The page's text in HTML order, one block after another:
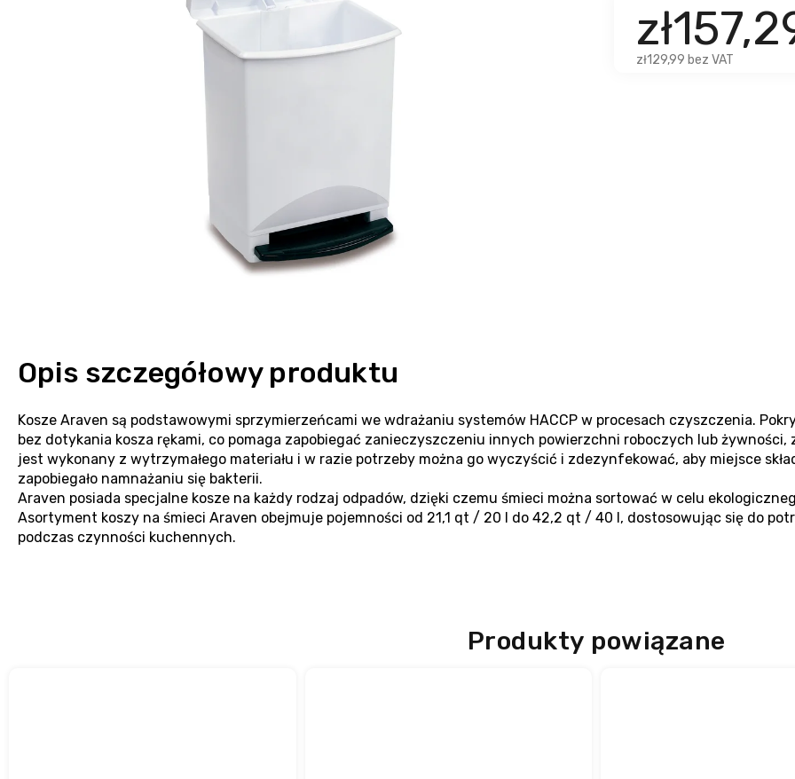
zł129,99 bez VAT
Produkty powiązane
Opis szczegółowy produktu
Kosze Araven są podstawowymi sprzymierzeńcami we wdrażaniu systemów HACCP w procesach czyszczenia.
bez dotykania kosza rękami, co pomaga zapobiegać zanieczyszczeniu innych powierzchni roboczych lub
jest wykonany z wytrzymałego materiału i w razie potrzeby można go wyczyścić i zdezynfekować, aby miejsce
zapobiegało namnażaniu się bakterii.
Araven posiada specjalne kosze na każdy rodzaj odpadów, dzięki czemu śmieci można sortować w celu
Asortyment koszy na śmieci Araven obejmuje pojemności od 21,1 qt / 20 l do 42,2 qt / 40 l, dostosowując się do
podczas czynności kuchennych.